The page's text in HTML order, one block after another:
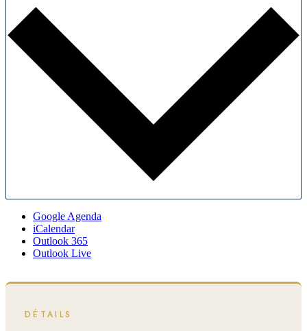
Google Agenda
iCalendar
Outlook 365
Outlook Live
DÉTAILS